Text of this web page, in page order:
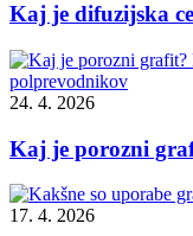
Kaj je difuzijska
24. 4. 2026
Kaj je porozni
17. 4. 2026